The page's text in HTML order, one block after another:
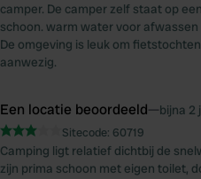
camper. De camper zelf staat op
schoon. warm water voor
De omgeving is leuk om
aanwezig.
Een locatie beoordeeld—bijna 2
Sitecode: 60719
Camping ligt relatief dichtbij de
zijn prima schoon met eigen toilet,